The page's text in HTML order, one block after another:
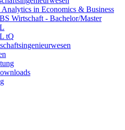
Analytics in Economics & Business
Wirtschaft - Bachelor/Master
tQ